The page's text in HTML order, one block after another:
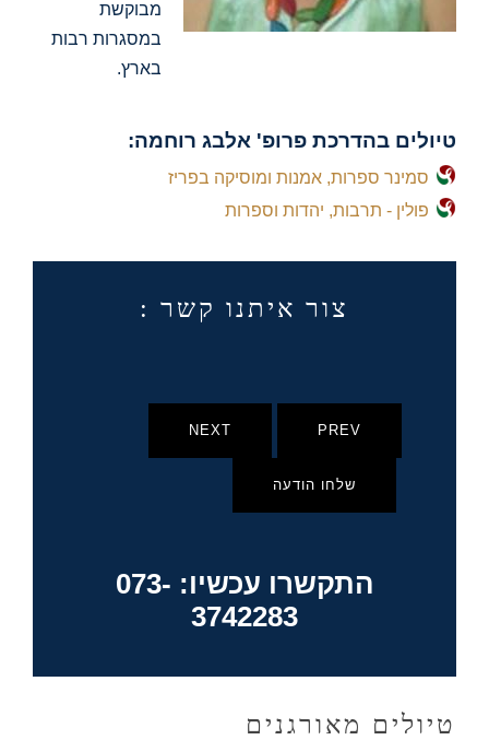
מבוקשת
במסגרות רבות
בארץ.
טיולים בהדרכת פרופ' אלבג רוחמה:
סמינר ספרות, אמנות ומוסיקה בפריז
פולין - תרבות, יהדות וספרות
צור איתנו קשר :
PREV
NEXT
שלחו הודעה
התקשרו עכשיו: 073-
3742283
טיולים מאורגנים